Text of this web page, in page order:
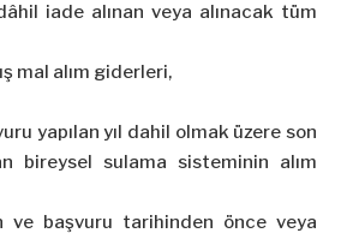
iade alınan veya alınacak tüm
mal alım giderleri,
yapılan yıl dahil olmak üzere son
bireysel sulama sisteminin alım
ve başvuru tarihinden önce veya